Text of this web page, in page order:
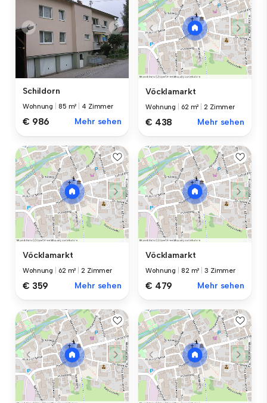
Schildorn
Wohnung 85 m² 4 Zimmer
€ 986 Mehr sehen
Vöcklamarkt
Wohnung 62 m² 2 Zimmer
€ 438 Mehr sehen
Vöcklamarkt
Wohnung 62 m² 2 Zimmer
€ 359 Mehr sehen
Vöcklamarkt
Wohnung 82 m² |3 Zimmer
€ 479 Mehr sehen